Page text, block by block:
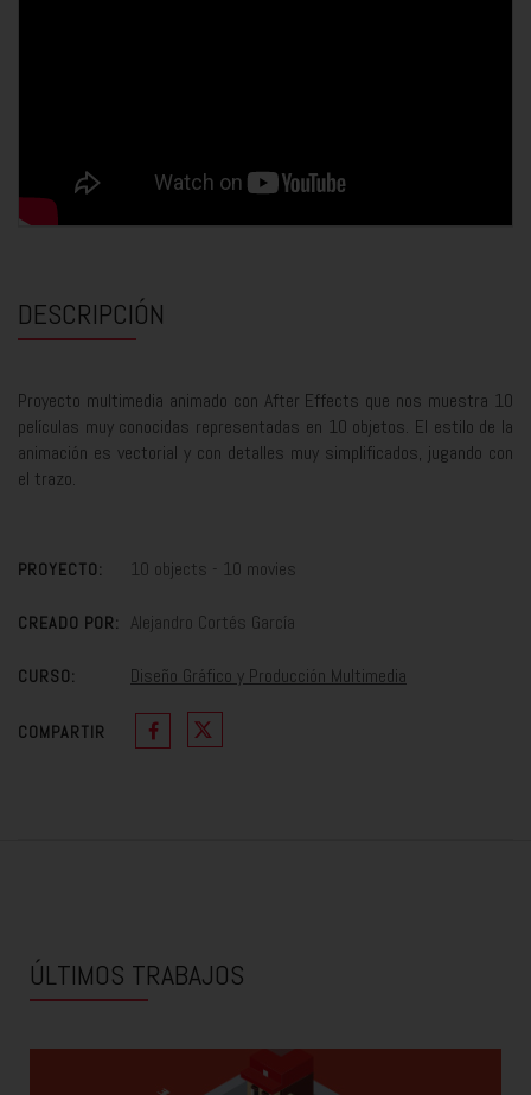
DESCRIPCIÓN
Proyecto multimedia animado con After Effects que nos muestra 10
películas muy conocidas representadas en 10 objetos. El estilo de la
animación es vectorial y con detalles muy simplificados, jugando con
el trazo.
PROYECTO: 10 objects - 10 movies
CREADO POR: Alejandro Cortés García
CURSO: Diseño Gráfico y Producción Multimedia
COMPARTIR
ÚLTIMOS TRABAJOS